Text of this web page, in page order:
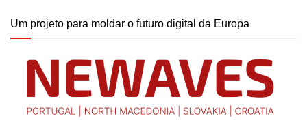
Um projeto para moldar o futuro digital da Europa